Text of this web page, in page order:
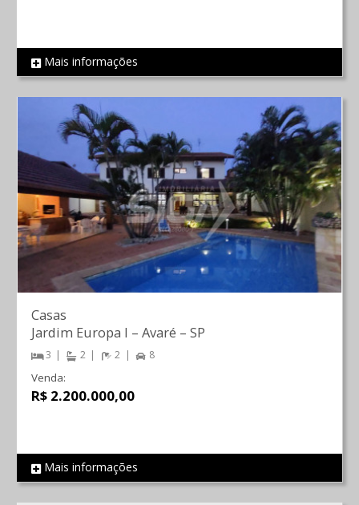
REF 1277
Mais informações
REF 687
Casas
Jardim Europa I – Avaré – SP
3 2 2 8
Venda:
R$ 2.200.000,00
Mais informações